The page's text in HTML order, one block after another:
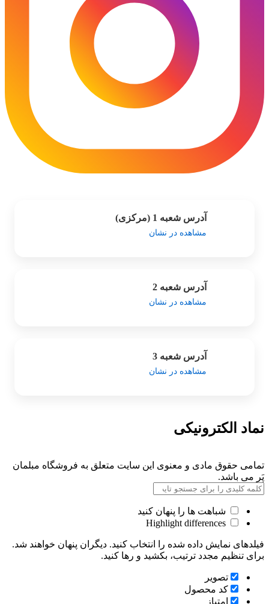
آدرس شعبه 1 (مرکزی)
مشاهده در نشان
آدرس شعبه 2
مشاهده در نشان
آدرس شعبه 3
مشاهده در نشان
نماد الکترونیکی
تمامی حقوق مادی و معنوی این سایت متعلق به فروشگاه مبلمان
پَر می باشد.
شباهت ها را پنهان کنید
فیلدهای نمایش داده شده را انتخاب کنید. دیگران پنهان خواهند شد.
برای تنظیم مجدد ترتیب، بکشید و رها کنید.
تصویر
کد محصول
امتیاز